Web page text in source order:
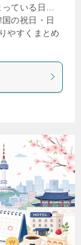
ている日…
の祝日・日
やすくまとめ